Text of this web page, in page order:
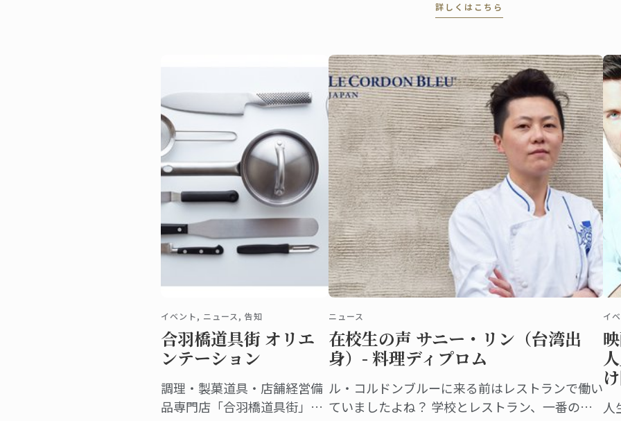
詳しくはこちら
イベント, ニュース, 告知
合羽橋道具街 オリエ
ンテーション
調理・製菓道具・店舗経営備
品専門店「合羽橋道具街」利
ニュース
在校生の声 サニー・リン（台湾出
身）- 料理ディプロム
ル・コルドンブルーに来る前はレストランで働い
ていましたよね？ 学校とレストラン、一番の違
イ
人